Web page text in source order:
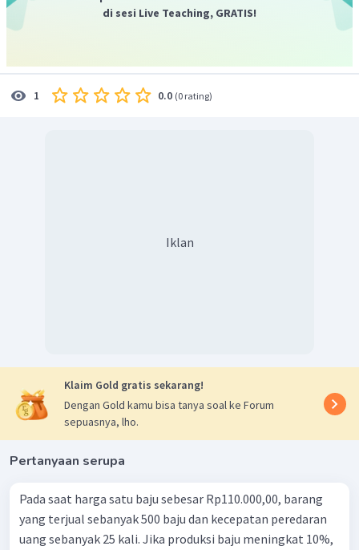
di sesi Live Teaching, GRATIS!
1 0.0 (0 rating)
Iklan
Klaim Gold gratis sekarang!
Dengan Gold kamu bisa tanya soal ke Forum
sepuasnya, lho.
Pertanyaan serupa
Pada saat harga satu baju sebesar Rp110.000,00, barang
yang terjual sebanyak 500 baju dan kecepatan peredaran
uang sebanyak 25 kali. Jika produksi baju meningkat 10%,